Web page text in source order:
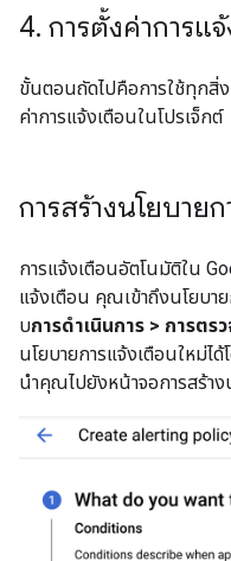
4. การตั้งค่าการแ
ขั้นตอนถัดไปคือการใช้ทุกสิ่
ค่าการแจ้งเตือนในโปรเจ็กต์
การสร้างนโยบาย
การแจ้งเตือนอัตโนมัติใน
แจ้งเตือน คุณเข้าถึงนโยบา
บการดำเนินการ > การตร
นโยบายการแจ้งเตือนใหม่ได้
นำคุณไปยังหน้าจอการสร้าง